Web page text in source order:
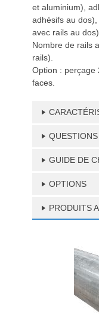
et aluminium),
adhésifs au
avec rails au dos).
Nombre de rails
rails).
Option : perçage
faces.
GUIDE DE
OPTIONS
PRODUITS